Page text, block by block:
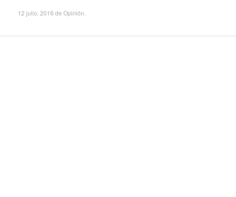
12 julio, 2016 de Opinión